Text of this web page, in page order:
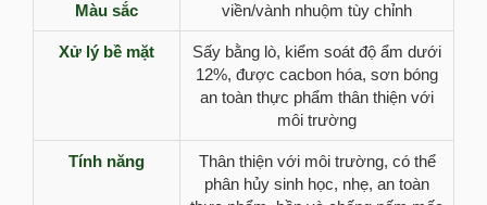
Màu sắc
viền/vành nhuộm tùy chỉnh
Xử lý bề mặt
Sấy bằng lò, kiểm soát độ ẩm dưới
12%, được cacbon hóa, sơn bóng
an toàn thực phẩm thân thiện với
môi trường
Tính năng
Thân thiện với môi trường, có thể
phân hủy sinh học, nhẹ, an toàn